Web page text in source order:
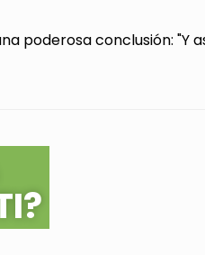
poderosa conclusión: "Y